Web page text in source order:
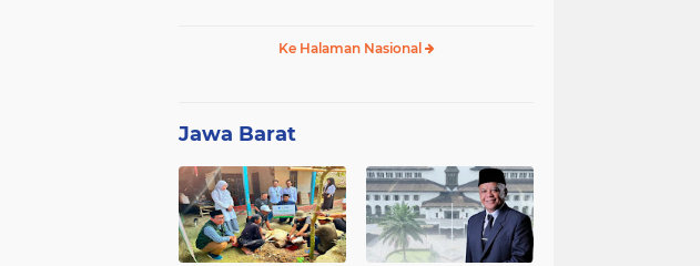
Ke Halaman Nasional
Jawa Barat